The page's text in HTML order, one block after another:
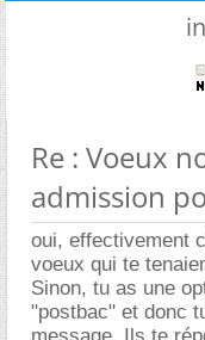
Re : Voeux
admission
oui, effectivement
voeux qui te
Sinon, tu as une
"postbac" et donc